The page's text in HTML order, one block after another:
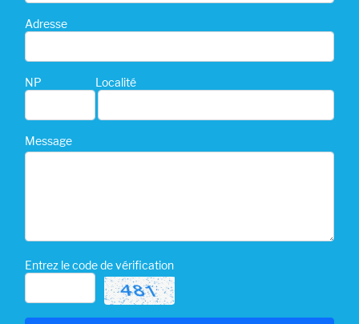
Adresse
NP Localité
Message
Entrez le code de vérification